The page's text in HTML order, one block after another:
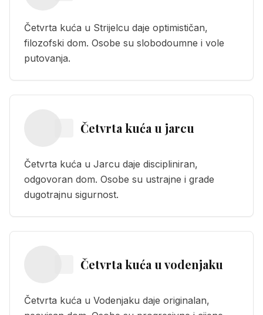
Četvrta kuća u Strijelcu daje optimističan,
filozofski dom. Osobe su slobodoumne i vole
putovanja.
Četvrta kuća u jarcu
Četvrta kuća u Jarcu daje discipliniran,
odgovoran dom. Osobe su ustrajne i grade
dugotrajnu sigurnost.
Četvrta kuća u vodenjaku
Četvrta kuća u Vodenjaku daje originalan,